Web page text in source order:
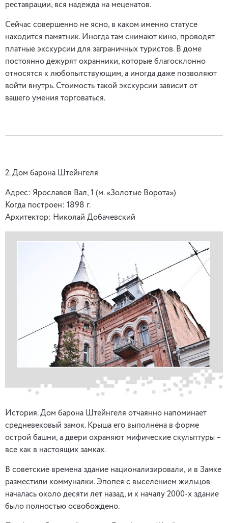
реставрации, вся надежда на меценатов.
Сейчас совершенно не ясно, в каком именно статусе
находится памятник. Иногда там снимают кино, проводят
платные экскурсии для заграничных туристов. В доме
постоянно дежурят охранники, которые благосклонно
относятся к любопытствующим, а иногда даже позволяют
войти внутрь. Стоимость такой экскурсии зависит от
вашего умения торговаться.
2. Дом барона Штейнгеля
Адрес: Ярославов Вал, 1 (м. «Золотые Ворота»)
Когда построен: 1898 г.
Архитектор: Николай Добачевский
История. Дом барона Штейнгеля отчаянно напоминает
средневековый замок. Крыша его выполнена в форме
острой башни, а двери охраняют мифические скульптуры –
все как в настоящих замках.
В советские времена здание национализировали, и в Замке
разместили коммуналки. Эпопея с выселением жильцов
началась около десяти лет назад, и к началу 2000-х здание
было полностью освобождено.